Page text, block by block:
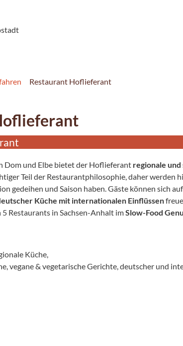
Restaurant Hoflieferant
Dom und Elbe bietet der Hoflieferant regionale und
Teil der Restaurantphilosophie, daher werden
gedeihen und Saison haben. Gäste können sich
eutscher Küche mit internationalen Einflüssen
Restaurants in Sachsen-Anhalt imSlow-Food
Küche,
vegane & vegetarische Gerichte, deutscher und